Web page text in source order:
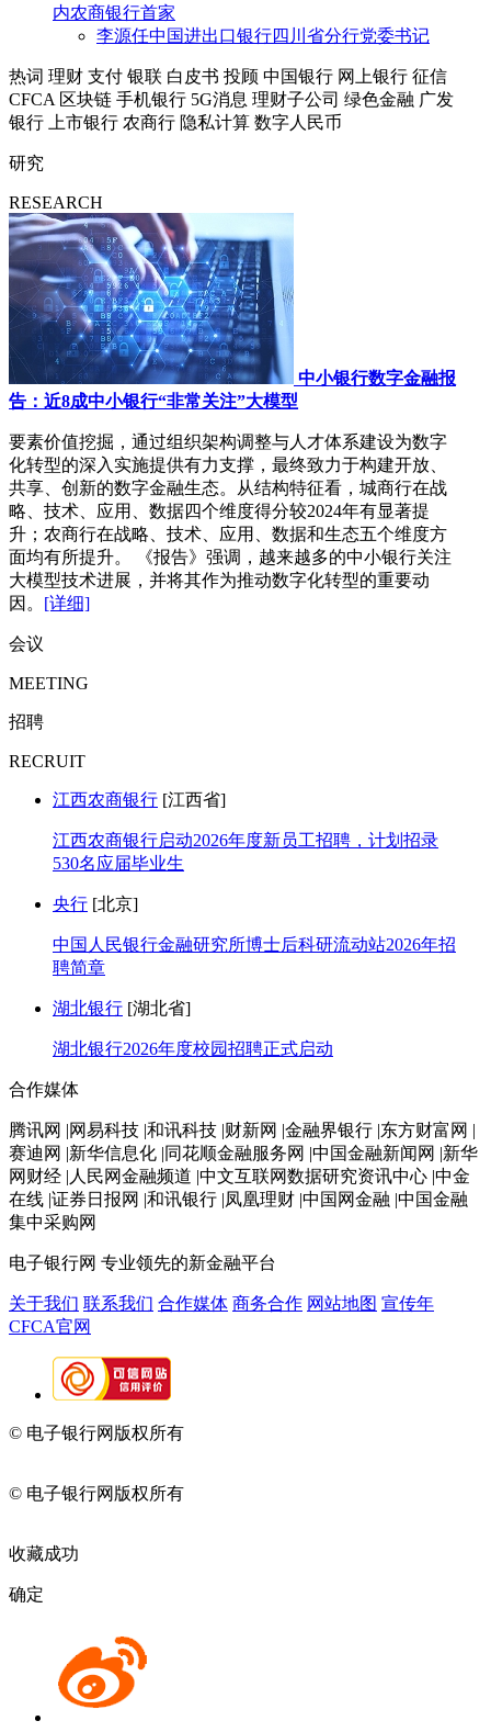
内农商银行首家
李源任中国进出口银行四川省分行党委书记
热词 理财 支付 银联 白皮书 投顾 中国银行 网上银行 征信
CFCA 区块链 手机银行 5G消息 理财子公司 绿色金融 广发
银行
上市银行 农商行 隐私计算 数字人民币
研究
RESEARCH
中小银行数字金融报
告：近8成中小银行“非常关注”大模型
要素价值挖掘，通过组织架构调整与人才体系建设为数字
化转型的深入实施提供有力支撑，最终致力于构建开放、
共享、创新的数字金融生态。从结构特征看，城商行在战
略、技术、应用、数据四个维度得分较2024年有显著提
升；农商行在战略、技术、应用、数据和生态五个维度方
面均有所提升。 《报告》强调，越来越多的中小银行关注
大模型技术进展，并将其作为推动数字化转型的重要动
因。 [详细]
会议
MEETING
招聘
RECRUIT
江西农商银行 [江西省]
江西农商银行启动2026年度新员工招聘，计划招录
530名应届毕业生
央行 [北京]
中国人民银行金融研究所博士后科研流动站2026年招
聘简章
湖北银行 [湖北省]
湖北银行2026年度校园招聘正式启动
合作媒体
腾讯网 |网易科技 |和讯科技 |财新网 |金融界银行 |东方财富网 |
赛迪网 |新华信息化 |同花顺金融服务网 |中国金融新闻网 |新华
网财经 |人民网金融频道 |中文互联网数据研究资讯中心 |中金
在线 |证券日报网 |和讯银行 |凤凰理财 |中国网金融 |中国金融
集中采购网
电子银行网 专业领先的新金融平台
关于我们 联系我们 合作媒体 商务合作 网站地图 宣传年
CFCA官网
© 电子银行网版权所有
© 电子银行网版权所有
收藏成功
确定